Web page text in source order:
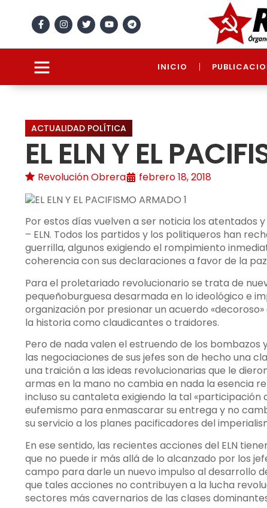
INICIO
ACTUALIDAD POLÍTICA
EL ELN Y EL
Revolución Obrera febrero 18, 2018
Por estos días vuelven a ser noticia los atentados
– ELN. Todos los partidos y los politiqueros han
guerrilla, algunos exigiendo el rompimiento
coherencia con sus declaraciones a favor de la
Para el proletariado revolucionario se trata de
pequeñoburguesa desarmada en lo ideológico e
organización por presionar un acuerdo
la historia como claudicantes o traidores.
Pero de nada valen el estruendo de los bombazos
las negociaciones de sus jefes son de hecho una
una traición a las ideas revolucionarias que le
armas en la mano no cambia en nada la esencia
incluso su cantaleta exigiendo la tal «participación
eufemismo para enmascarar su entrega y no
su servicio a los planes pacificadores del
En ese sentido, las recientes acciones del ELN
que no puede ir más allá de lo alcanzado por los
campo para darle un nuevo impulso al desarrollo
que tales acciones no contribuyen a la lucha
sectores más cavernarios de las clases